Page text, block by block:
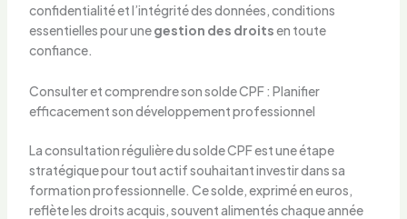
confidentialité et l’intégrité des données, conditions
essentielles pour unegestion des droitsen toute
confiance.
Consulter et comprendre son solde CPF : Planifier
efficacement son développement professionnel
La consultation régulière du solde CPF est une étape
stratégique pour tout actif souhaitant investir dans sa
formation professionnelle. Ce solde, exprimé en euros,
reflète les droits acquis, souvent alimentés chaque année